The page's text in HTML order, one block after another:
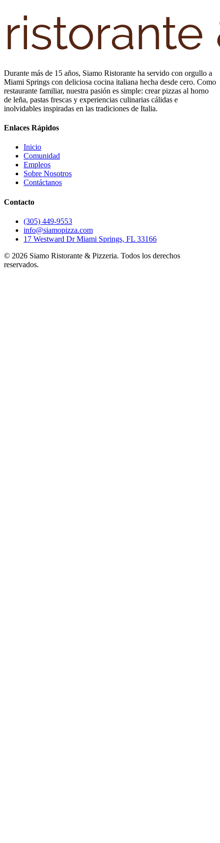
Durante más de 15 años, Siamo Ristorante ha servido con orgullo a
Miami Springs con deliciosa cocina italiana hecha desde cero. Como
restaurante familiar, nuestra pasión es simple: crear pizzas al horno
de leña, pastas frescas y experiencias culinarias cálidas e
inolvidables inspiradas en las tradiciones de Italia.
Enlaces Rápidos
Inicio
Comunidad
Empleos
Sobre Nosotros
Contáctanos
Contacto
(305) 449-9553
info@siamopizza.com
17 Westward Dr Miami Springs, FL 33166
© 2026 Siamo Ristorante & Pizzeria. Todos los derechos
reservados.